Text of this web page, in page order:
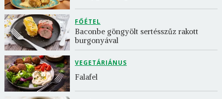
FŐÉTEL
Baconbe göngyölt sertésszűz rakott
burgonyával
VEGETÁRIÁNUS
Falafel